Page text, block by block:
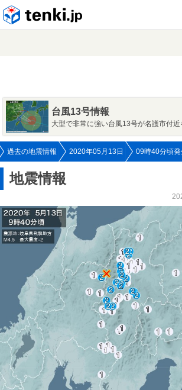
台風13号情報
大型で非常に強い台風13号が名護市付
過去の地震情報 2020年05月13日 09時40分頃
地震情報